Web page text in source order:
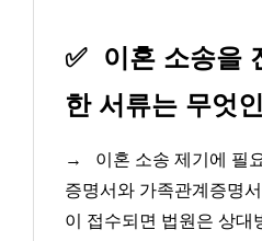
✅
이혼 소송을
한 서류는 무엇
→
이혼 소송 제기에 필
증명서와 가족관계증명
이 접수되면 법원은 상대